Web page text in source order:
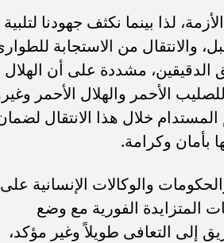
لذا بينما نكثف جهودنا لتلبية
والانتقال من الاستجابة
الدقيقين، مشددة على أن الهلال
الأحمر والهلال الأحمر
المستدام خلال هذا الانتقال
بأمان وكرامة.
والوكالات الإنسانية على
المتزايدة الفورية مع وضع
إلى التعافى طويلاً وغير مؤكد،